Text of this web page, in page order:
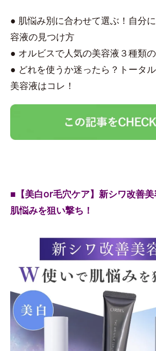
● 肌悩み別に合わせて選ぶ！自分
容液の見つけ方
● オルビスで人気の美容液３種類
● どれを使うか迷ったら？トータ
美容液はコレ！
■【美白or毛穴ケア】新シワ改善
肌悩みを狙い撃ち！